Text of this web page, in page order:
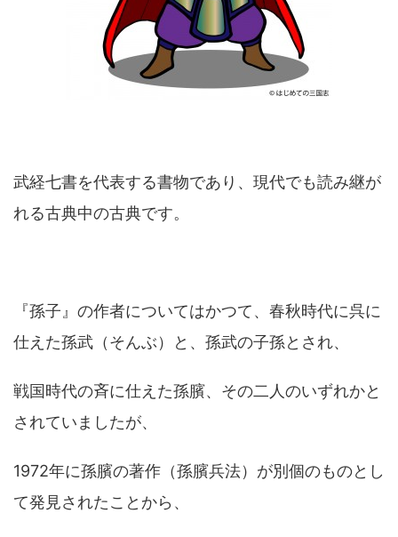
武経七書を代表する書物であり、現代でも読み継が
れる古典中の古典です。
『孫子』の作者についてはかつて、春秋時代に呉に
仕えた孫武（そんぶ）と、孫武の子孫とされ、
戦国時代の斉に仕えた孫臏、その二人のいずれかと
されていましたが、
1972年に孫臏の著作（孫臏兵法）が別個のものとし
て発見されたことから、